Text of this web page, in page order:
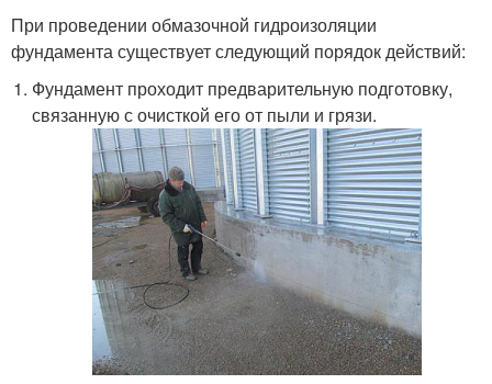
При проведении обмазочной гидроизоляции
фундамента существует следующий порядок действий:
Фундамент проходит предварительную подготовку,
связанную с очисткой его от пыли и грязи.